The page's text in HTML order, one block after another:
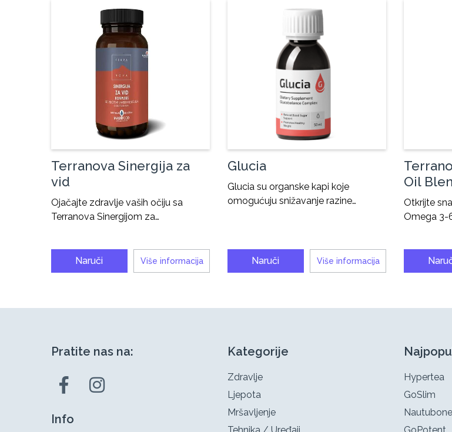
Terranova Sinergija za
vid
Ojačajte zdravlje vaših očiju sa
Terranova Sinergijom za…
Naruči Više informacija
Glucia
Glucia su organske kapi koje
omogućuju snižavanje razine…
Naruči Više informacija
Oil
Otkrijte
Omega 3-
Pratite nas na:
Info
Kategorije
Zdravlje
Ljepota
Mršavljenje
Hypertea
GoSlim
Nautubone